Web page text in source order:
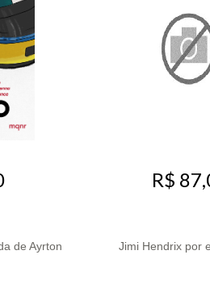
de Ayrton
R$
Jimi Hendrix por